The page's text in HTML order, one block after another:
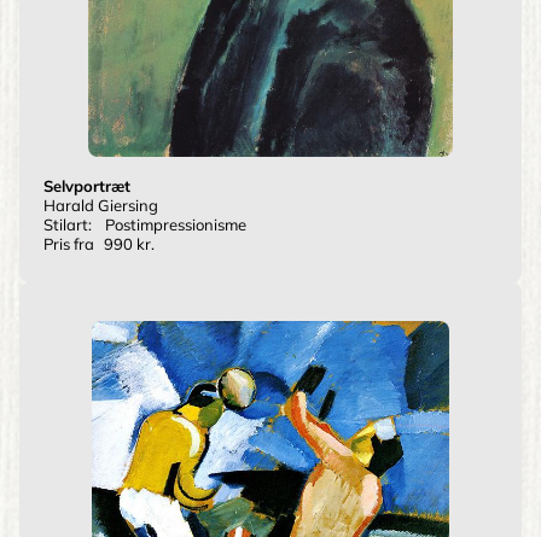
Selvportræt
Harald Giersing
Stilart:
Postimpressionisme
Pris fra 990 kr.